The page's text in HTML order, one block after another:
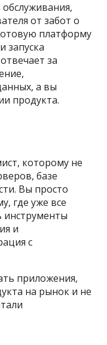
от забот о
платформу
запуска
за
а вы
продукта.
которому не
базе
Вы просто
где уже все
инструменты
и
с
приложения,
на рынок и не